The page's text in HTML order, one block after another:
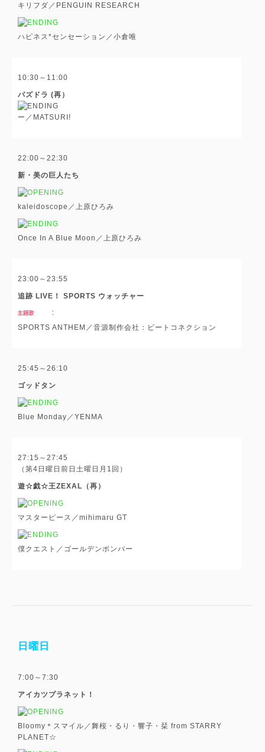
キリフダ／PENGUIN RESEARCH
ハピネス*センセーション／小倉唯
10:30～11:00
パズドラ (再）
ー／MATSURI!
22:00～22:30
新・美の巨人たち
kaleidoscope／上原ひろみ
Once In A Blue Moon／上原ひろみ
23:00～23:55
追跡 LIVE！ SPORTS ウォッチャー
SPORTS ANTHEM／音源制作会社：ビートコネクション
25:45～26:10
ゴッドタン
Blue Monday／YENMA
27:15～27:45
（第4日曜日前日土曜日月1回）
遊☆戯☆王ZEXAL（再）
マスターピース／mihimaru GT
僕クエスト／ゴールデンボンバー
日曜日
7:00～7:30
アイカツプラネット！
Bloomy＊スマイル／舞桜・るり・響子・栞 from STARRY
PLANET☆